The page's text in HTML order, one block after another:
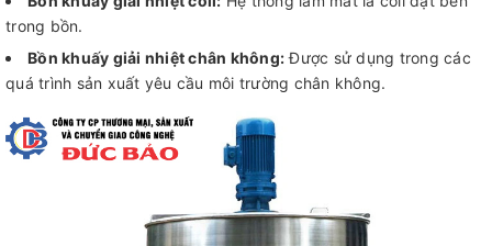
trong bồn.
Bồn khuấy giải nhiệt chân không:Được sử dụng trong các
quá trình sản xuất yêu cầu môi trường chân không.